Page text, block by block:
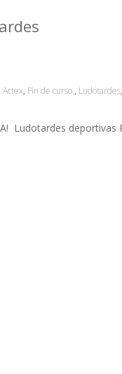
Actex, Fin de curso., Ludotardes,
Ludotardes